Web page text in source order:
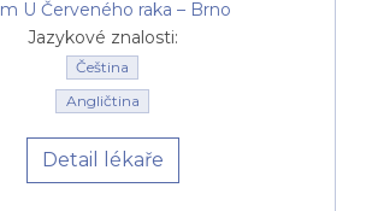
U Červeného raka –⁠⁠⁠⁠⁠⁠ Brno
Jazykové znalosti:
Čeština
Angličtina
Detail lékaře